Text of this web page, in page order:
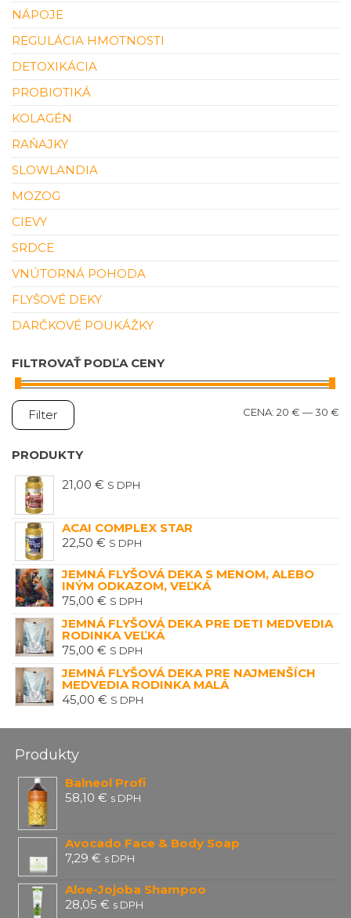
NÁPOJE
REGULÁCIA HMOTNOSTI
DETOXIKÁCIA
PROBIOTIKÁ
KOLAGÉN
RAŇAJKY
SLOWLANDIA
MOZOG
CIEVY
SRDCE
VNÚTORNÁ POHODA
FLYŠOVÉ DEKY
DARČKOVÉ POUKÁŽKY
FILTROVAŤ PODĽA CENY
Filter CENA: 20 € —30 €
PRODUKTY
21,00 € S DPH
ACAI COMPLEX STAR
22,50 € S DPH
JEMNÁ FLYŠOVÁ DEKA S MENOM, ALEBO
INÝM ODKAZOM, VEĽKÁ
75,00 € S DPH
JEMNÁ FLYŠOVÁ DEKA PRE DETI MEDVEDIA
RODINKA VEĽKÁ
75,00 € S DPH
JEMNÁ FLYŠOVÁ DEKA PRE NAJMENŠÍCH
MEDVEDIA RODINKA MALÁ
45,00 € S DPH
Produkty
Balneol Profi
58,10€ s DPH
Avocado Face & Body Soap
7,29€ s DPH
Aloe-Jojoba Shampoo
28,05€ s DPH